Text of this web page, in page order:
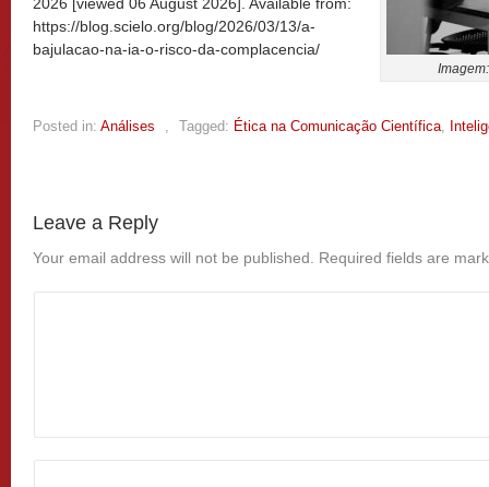
https://blog.scielo.org/blog/2026/03/13/a-
bajulacao-na-ia-o-risco-da-complacencia/
Posted in: Análises , Tagged: Ética na Comunicação Científica,
Leave a Reply
Your email address will not be published. Required fields are